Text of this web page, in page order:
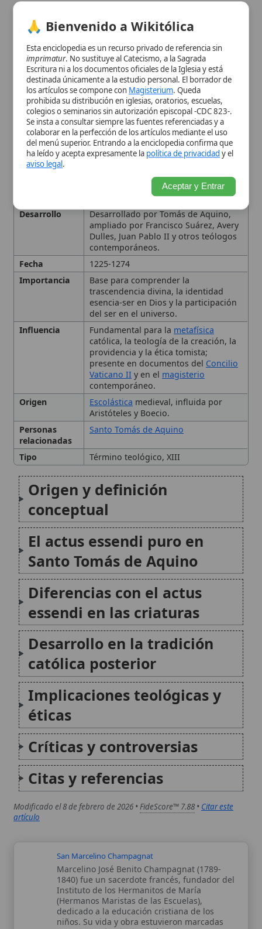
absoluto, propio de Dios como Ipsum
Desarrollo
Desarrollado por Tomás de Aquino,
ampliado por Francisco Suárez, Avery
Dulles, Juan Pablo II y otros teólogos
contemporáneos.
Fecha
1225-1274
Importancia
Base para comprender la
trascendencia divina, la identidad
esencia-ser en Dios y la participación
del ser en el universo.
Influencia
Fundamental para lametafísica
providencia y la ética tomista;
presente en documentos delConcilio
magisterio
contemporáneo.
Escolásticamedieval, influida por
Aristóteles y Boecio.
relacionadas
Santo Tomás de Aquino
Tipo Término teológico, XIII
Origen y definición
conceptual
El actus essendi puro en
Santo Tomás de Aquino
Diferencias con el actus
essendi en las criaturas
Desarrollo en la tradición
católica posterior
Implicaciones teológicas y
éticas
Críticas y controversias
Citas y referencias
Modificado el 8 de febrero de 2026 •FideScore™ 7.88•Citar este
artículo
Marcelino José Benito Champagnat (1789-
1840) fue un sacerdote francés, fundador del
Instituto de los Hermanitos de María
(Hermanos Maristas de las Escuelas),
dedicado a la educación cristiana de los
niños. Su vida y obra estuvieron marcadas
por una profunda devoción...
Concordato de Worms
El Concordato de Worms (en latín
Concordatum Wormatiense), firmado el 23 de
septiembre de 1122 entre el papa Calixto II y
el emperador Enrique V, cerró la querella de
las investiduras al acordar reglas para la
elección de obispos y...
editorial de Wikitólica. Las afirmaciones
del artículo están basadas y contrastadas
usando fuentes catolicas: escritos
patrísticos, de santos, artículos
teológicos, documentos históricos, actas
de concilios, encíclicas, fuentes
Aceptar y Entrar